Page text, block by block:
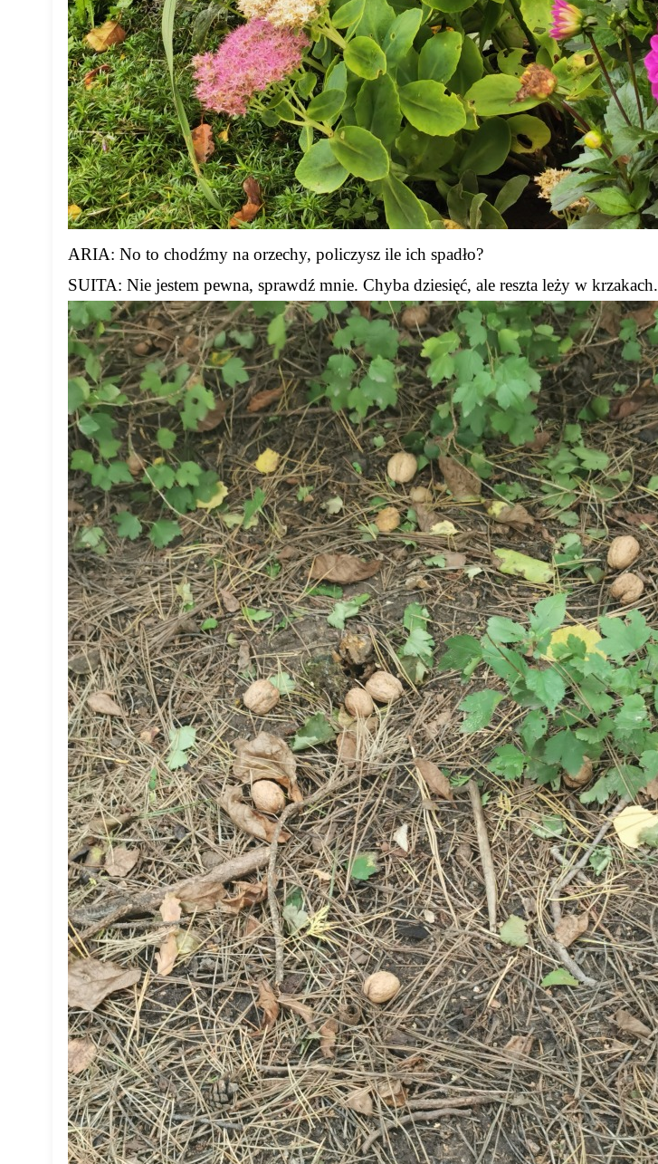
ARIA: No to chodźmy na orzechy, policzysz ile ich spadło?
SUITA: Nie jestem pewna, sprawdź mnie. Chyba dziesięć, ale reszta leży w krzakach.